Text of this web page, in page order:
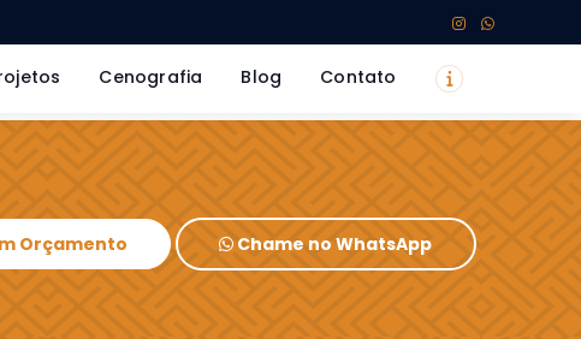
Cenografia Blog Contato
Orçamento Chame no WhatsApp